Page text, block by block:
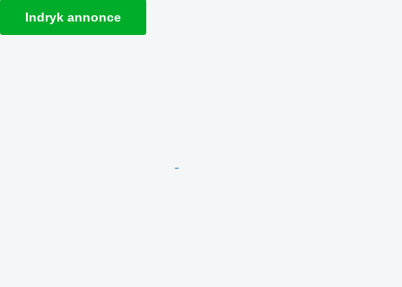
Indryk annonce